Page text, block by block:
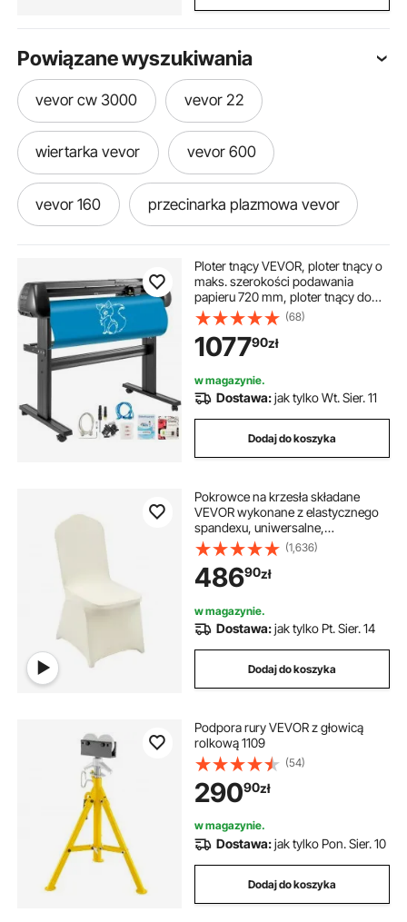
Powiązane wyszukiwania
vevor cw 3000 vevor 22
wiertarka vevor vevor 600
vevor 160 przecinarka plazmowa vevor
młot pneumatyczny vevor
komora próżniowa vevor
tokarka do metalu vevor
vevor rotisserie grill
vevor 250
Ploter tnący VEVOR, ploter tnący o
maks. szerokości podawania
papieru 720 mm, ploter tnący do
winylu, ploter do folii, ploter tnący
do winylu, dokładność cięcia 0,01
mm, ploter hobbystyczny, 3 ostrza
w tym.
(68)
107790zł
w magazynie.
Dostawa:jak tylko Wt. Sier. 11
Dodaj do koszyka
Pokrowce na krzesła składane
VEVOR wykonane z elastycznego
spandexu, uniwersalne,
zdejmowane i nadające się do
prania, na wesela, imprezy,
uroczystości, do jadalni
(opakowanie 100 sztuk, beżowe)
(1,636)
48690zł
w magazynie.
Dostawa:jak tylko Pt. Sier. 14
Dodaj do koszyka
Podpora rury VEVOR z głowicą
rolkową 1109
(54)
29090zł
w magazynie.
Dostawa:jak tylko Pon. Sier. 10
Dodaj do koszyka